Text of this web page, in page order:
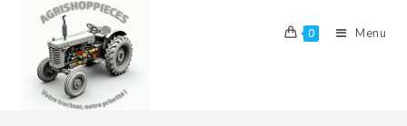
content
0 Menu